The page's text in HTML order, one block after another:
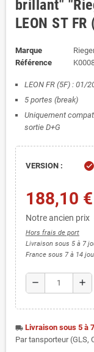
brillant"
LEON ST FR
Marque
Référence
LEON FR (5F) : 01/
5 portes (break)
Uniquement
sortie D+G
VERSION : check
188,10 €
Notre ancien prix
Hors frais de port
Livraison sous 5 à 7
France sous 7 à 14
remove add
local_shipping Livraison sous 5 à
Par tansporteur (GLS,